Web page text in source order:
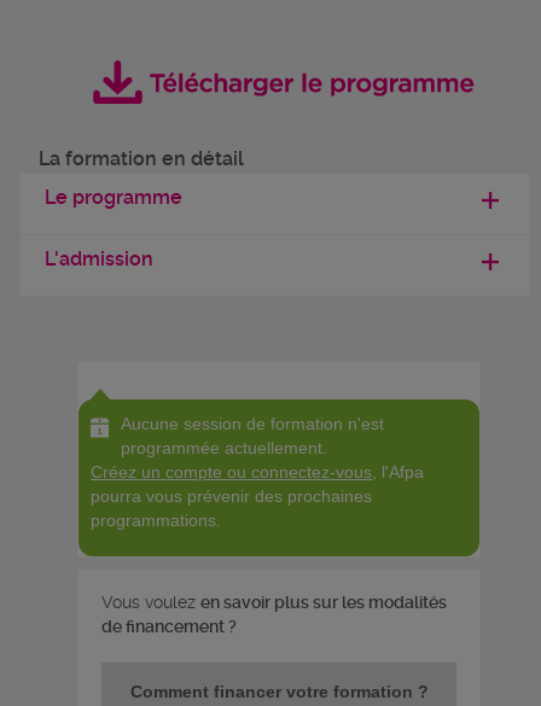
La formation en détail
Le programme
L'admission
Aucune session de formation n'est
programmée actuellement.
Créez un compte ou connectez-vous , l'Afpa
pourra vous prévenir des prochaines
programmations.
Vous voulez en savoir plus sur les modalités
de financement ?
Comment financer votre formation ?